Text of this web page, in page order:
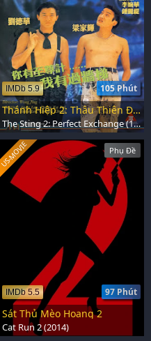
105 Phút
IMDb 5.9
Thánh Hiệp 2: Thâu Thiên Đổi Nhật
The Sting 2: Perfect Exchange (1993)
Phụ Đề
97 Phút
IMDb 5.5
MOVIE
Sát Thủ Mèo Hoang 2
Cat Run 2 (2014)